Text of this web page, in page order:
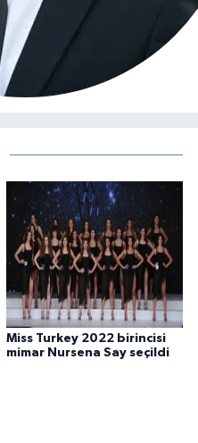
Miss Turkey 2022 birincisi
mimar Nursena Say seçildi